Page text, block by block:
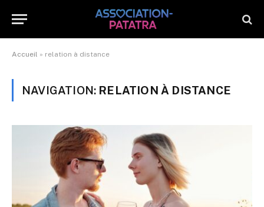
Accueil » relation à distance
NAVIGATION: RELATION À DISTANCE